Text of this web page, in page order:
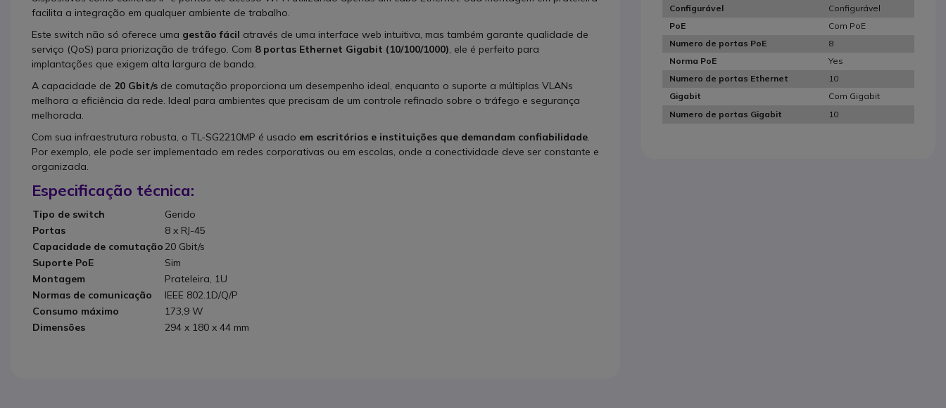
facilita a integração em qualquer ambiente de trabalho.
Este switch não só oferece uma gestão fácil através de uma interface web intuitiva, mas também garante qualidade de
serviço (QoS) para priorização de tráfego. Com 8 portas Ethernet Gigabit (10/100/1000) , ele é perfeito para
implantações que exigem alta largura de banda.
A capacidade de 20 Gbit/s de comutação proporciona um desempenho ideal, enquanto o suporte a múltiplas VLANs
melhora a eficiência da rede. Ideal para ambientes que precisam de um controle refinado sobre o tráfego e segurança
melhorada.
Com sua infraestrutura robusta, o TL-SG2210MP é usado em escritórios e instituições que demandam confiabilidade
Por exemplo, ele pode ser implementado em redes corporativas ou em escolas, onde a conectividade deve ser constante e
organizada.
Especificação técnica:
Tipo de switch
Gerido
Portas
8 x RJ-45
Capacidade de comutação20 Gbit/s
Suporte PoE
Sim
Montagem
Prateleira, 1U
Normas de comunicação
IEEE 802.1D/Q/P
Consumo máximo
173,9 W
Dimensões
294 x 180 x 44 mm
Configurável
Configurável
PoE
Com PoE
Numero de portas PoE
8
Norma PoE
Yes
Numero de portas Ethernet
10
Gigabit
Com Gigabit
Numero de portas Gigabit
10